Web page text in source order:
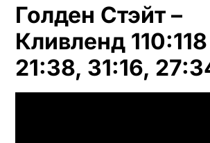
Голден Стэйт –
Кливленд
21:38, 31:16,